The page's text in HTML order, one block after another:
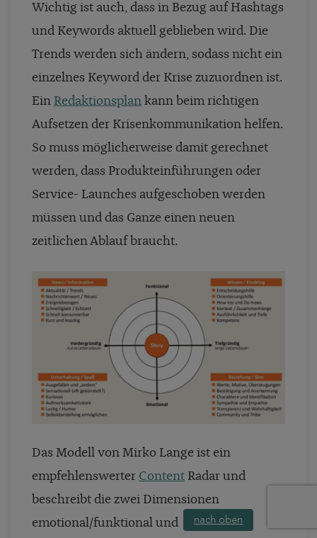
Wichtig ist auch, dass in Bezug auf Hashtags
und Keywords aktuell geblieben wird. Die
Trends werden sich ändern, sodass nicht ein
einzelnes Keyword der Krise zuzuordnen ist.
Ein Redaktionsplan kann beim richtigen
Aufsetzen der Krisenkommunikation helfen.
So muss möglicherweise damit gerechnet
werden, dass Produkteinführungen oder
Service- Launches aufgeschoben werden
müssen und das Ganze einen neuen
zeitlichen Ablauf braucht.
Das Modell von Mirko Lange ist ein
empfehlenswerter Content Radar und
beschreibt die zwei Dimensionen
emotional/funktional und
nach oben